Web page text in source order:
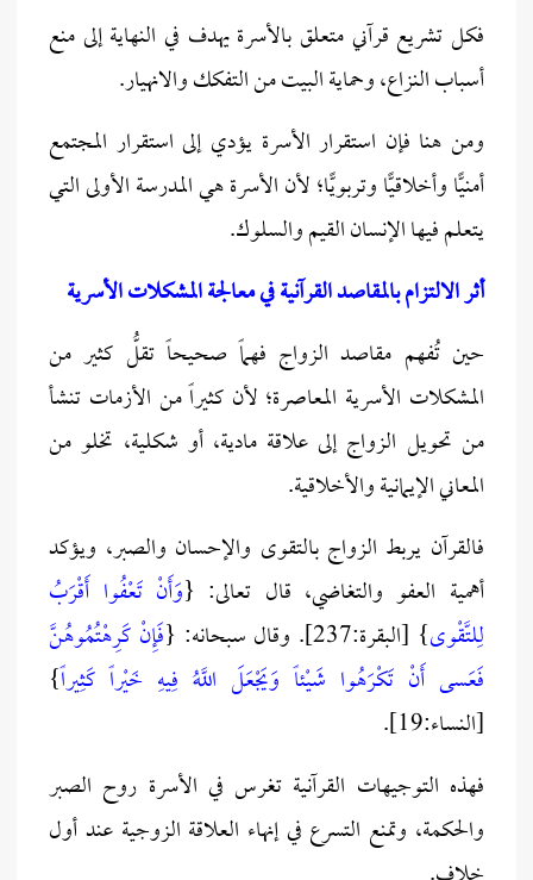
فكل تشريع قرآني متعلق بالأسرة يهدف في النهاية إلى منع
أسباب النزاع، وحماية البيت من التفكك والانهيار.
ومن هنا فإن استقرار الأسرة يؤدي إلى استقرار المجتمع
أمنيًّا وأخلاقيًّا وتربويًّا؛ لأن الأسرة هي المدرسة الأولى التي
يتعلم فيها الإنسان القيم والسلوك.
أثر الالتزام بالمقاصد القرآنية في معالجة المشكلات الأسرية
حين تُفهم مقاصد الزواج فهماً صحيحاً تقلُّ كثير من
المشكلات الأسرية المعاصرة؛ لأن كثيراً من الأزمات تنشأ
من تحويل الزواج إلى علاقة مادية، أو شكلية، تخلو من
المعاني الإيمانية والأخلاقية.
فالقرآن يربط الزواج بالتقوى والإحسان والصبر، ويؤكد
أهمية العفو والتغاضي، قال تعالى: {وَأَنْ تَعْفُوا أَقْرَبُ
لِلتَّقْوى} [البقرة:237]. وقال سبحانه: {
فَإِنْ كَرِهْتُمُوهُنَّ
فَعَسى أَنْ تَكْرَهُوا شَيْئاً وَيَجْعَلَ اللَّهُ فِيهِ خَيْراً كَثِيراً}
[النساء:19].
فهذه التوجيهات القرآنية تغرس في الأسرة روح الصبر
والحكمة، وتمنع التسرع في إنهاء العلاقة الزوجية عند أول